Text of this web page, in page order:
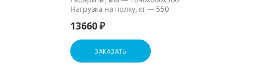
Нагрузка на полку, кг—550
13660 ₽
ЗАКАЗАТЬ